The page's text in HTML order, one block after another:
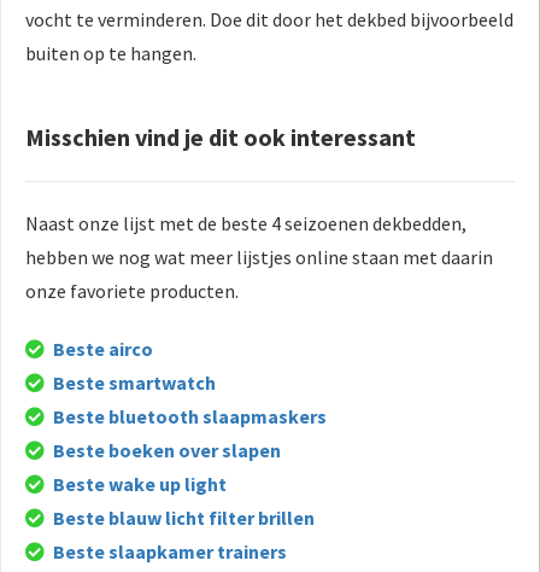
vocht te verminderen. Doe dit door het dekbed bijvoorbeeld
buiten op te hangen.
Misschien vind je dit ook interessant
Naast onze lijst met de beste 4 seizoenen dekbedden,
hebben we nog wat meer lijstjes online staan met daarin
onze favoriete producten.
Beste airco
Beste smartwatch
Beste bluetooth slaapmaskers
Beste boeken over slapen
Beste wake up light
Beste blauw licht filter brillen
Beste slaapkamer trainers